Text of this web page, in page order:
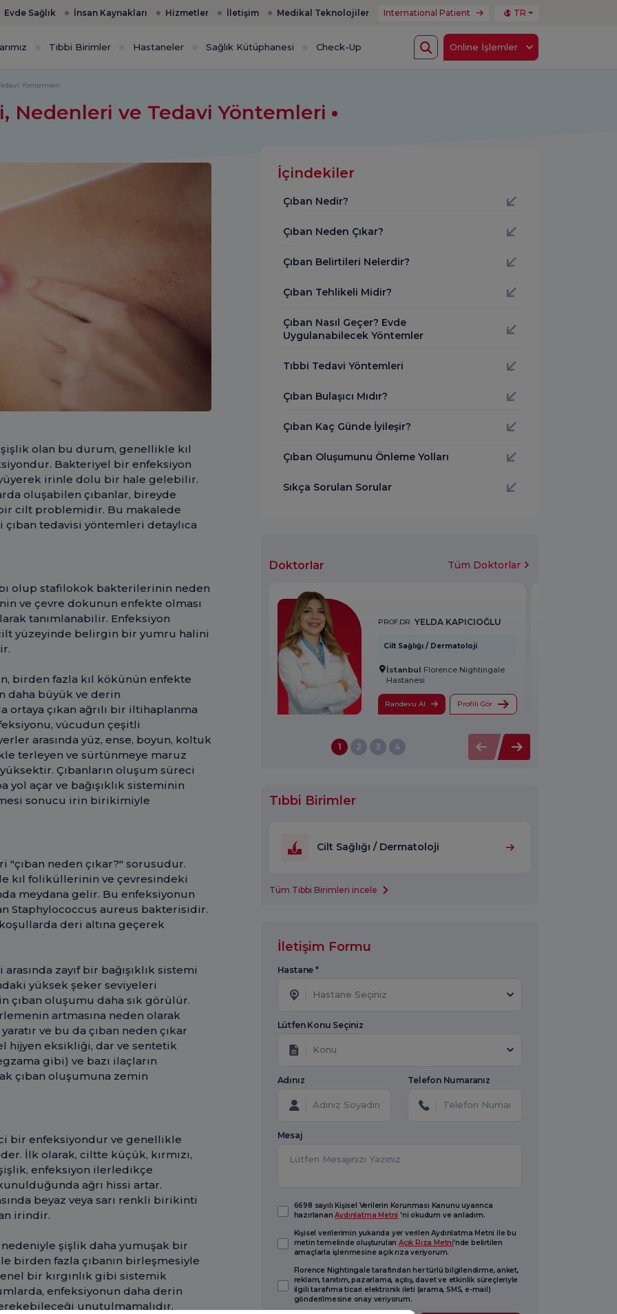
Evde Sağlık İnsan Kaynakları Hizmetler İletişim Medikal Teknolojiler International Patient TR
Tıbbi Birimler Hastaneler Sağlık Kütüphanesi Check-Up Online İşlemler
Yöntemleri
Nedenleri ve Tedavi Yöntemleri
olan bu durum, genellikle kıl
Bakteriyel bir enfeksiyon
irinle dolu bir hale gelebilir.
oluşabilen çıbanlar, bireyde
bir cilt problemidir. Bu makalede
tedavisi yöntemleri detaylıca
olup stafilokok bakterilerinin neden
ve çevre dokunun enfekte olması
tanımlanabilir. Enfeksiyon
yüzeyinde belirgin bir yumru halini
birden fazla kıl kökünün enfekte
daha büyük ve derin
ortaya çıkan ağrılı bir iltihaplanma
vücudun çeşitli
arasında yüz, ense, boyun, koltuk
terleyen ve sürtünmeye maruz
Çıbanların oluşum süreci
açar ve bağışıklık sisteminin
sonucu irin birikimiyle
neden çıkar?" sorusudur.
kıl foliküllerinin ve çevresindeki
meydana gelir. Bu enfeksiyonun
Staphylococcus aureus bakterisidir.
deri altına geçerek
zayıf bir bağışıklık sistemi
yüksek şeker seviyeleri
çıban oluşumu daha sık görülür.
artmasına neden olarak
ve bu da çıban neden çıkar
hijyen eksikliği, dar ve sentetik
gibi) ve bazı ilaçların
çıban oluşumuna zemin
bir enfeksiyondur ve genellikle
İlk olarak, ciltte küçük, kırmızı,
enfeksiyon ilerledikçe
ağrı hissi artar.
beyaz veya sarı renkli birikinti
irindir.
şişlik daha yumuşak bir
birden fazla çıbanın birleşmesiyle
bir kırgınlık gibi sistemik
enfeksiyonun daha derin
unutulmamalıdır.
İçindekiler
Çıban Nedir?
Çıban Neden Çıkar?
Çıban Belirtileri Nelerdir?
Çıban Tehlikeli Midir?
Çıban Nasıl Geçer? Evde
Uygulanabilecek Yöntemler
Tıbbi Tedavi Yöntemleri
Çıban Bulaşıcı Mıdır?
Çıban Kaç Günde İyileşir?
Çıban Oluşumunu Önleme Yolları
Sıkça Sorulan Sorular
Doktorlar Tüm Doktorlar
PROF.DR. YELDA KAPICIOĞLU
Cilt Sağlığı / Dermatoloji
İstanbul Florence Nightingale
Hastanesi
Randevu Al Profili Gör
1 2 3 4
Tıbbi Birimler
Cilt Sağlığı / Dermatoloji
Tüm Tıbbi Birimleri incele
İletişim Formu
Hastane *
Hastane Seçiniz
Lütfen Konu Seçiniz
Konu
Adınız Telefon Numaranız
Mesaj
6698 sayılı Kişisel Verilerin Korunması Kanunu uyarınca
hazırlananAydınlatma Metni 'ni okudum ve anladım.
Kişisel verilerimin yukarıda yer verilen Aydınlatma Metni ile bu
metin temelinde oluşturulan Açık Rıza Metni’nde belirtilen
amaçlarla işlenmesine açık rıza veriyorum.
Florence Nightingale tarafından her türlü bilgilendirme, anket,
reklam, tanıtım, pazarlama, açılış, davet ve etkinlik süreçleriyle
ilgili tarafıma ticari elektronik ileti (arama, SMS, e-mail)
gönderilmesine onay veriyorum.